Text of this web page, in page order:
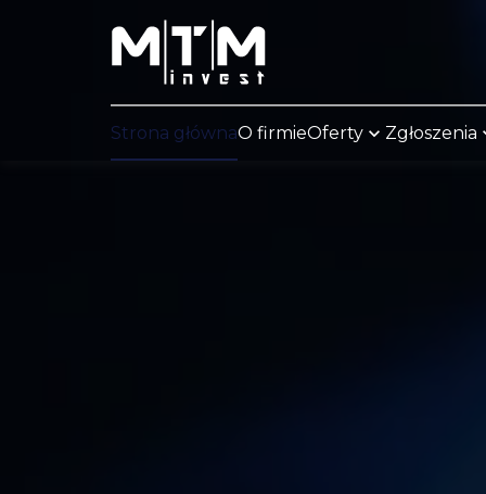
Strona głównaO firmieOferty Zgłoszenia